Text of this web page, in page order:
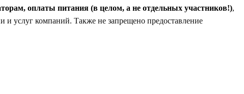
оплаты питания (в целом, а не отдельных участников!),
и услуг компаний. Также не запрещено предоставление